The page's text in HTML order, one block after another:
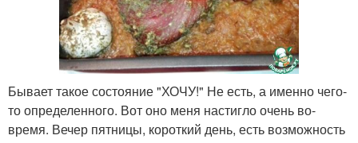
Бывает такое состояние "ХОЧУ!" Не есть, а именно чего-
то определенного. Вот оно меня настигло очень во-
время. Вечер пятницы, короткий день, есть возможность